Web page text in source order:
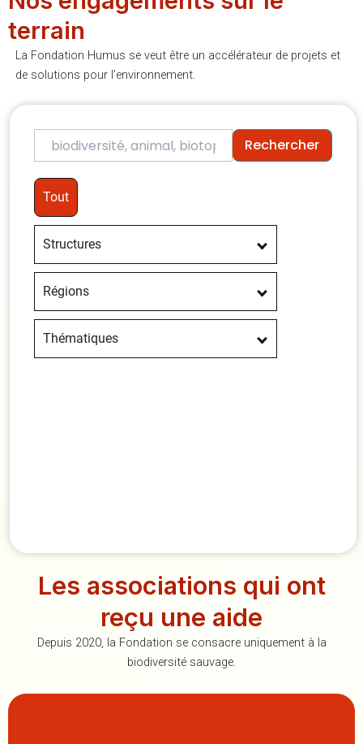
terrain
La Fondation Humus se veut être un accélérateur de projets et
de solutions pour l’environnement.
Rechercher
Tout
Structures
Régions
Thématiques
Les associations qui ont
reçu une aide
Depuis 2020, la Fondation se consacre uniquement à la
biodiversité sauvage.